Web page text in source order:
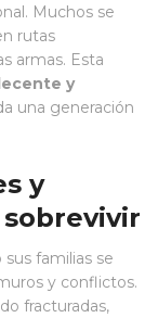
Muchos se
rutas
armas. Esta
y
una generación
y
familias se
y conflictos.
fracturadas,